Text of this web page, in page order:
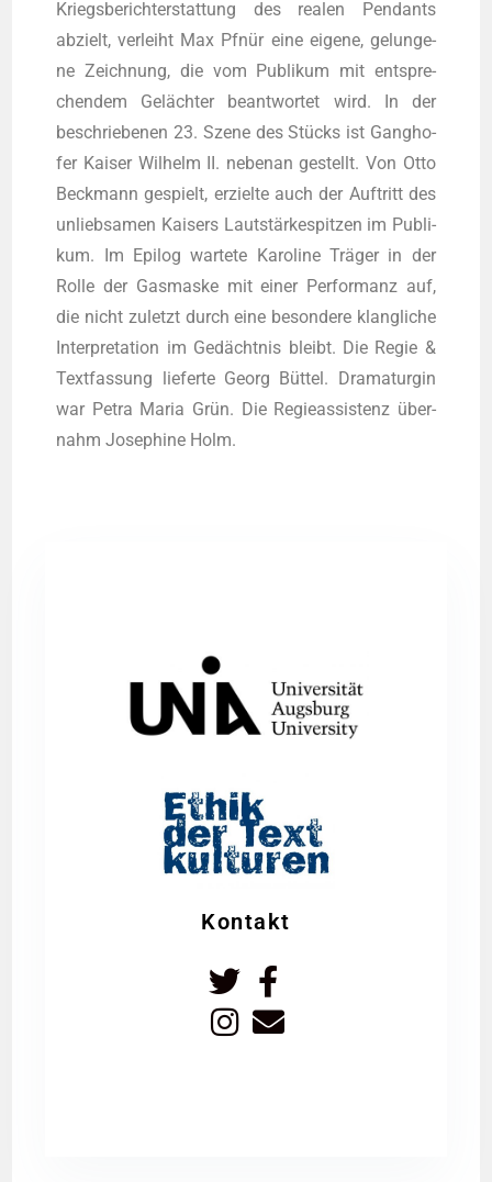
Kriegs­be­richt­erstat­tung des rea­len Pen­dants
abzielt, ver­leiht Max Pfnür eine eige­ne, gelun­ge­
ne Zeich­nung, die vom Publi­kum mit ent­spre­
chen­dem Geläch­ter beant­wor­tet wird. In der
beschrie­be­nen 23. Sze­ne des Stücks ist Gang­ho­
fer Kai­ser Wil­helm II. neben­an gestellt. Von Otto
Beck­mann gespielt, erziel­te auch der Auf­tritt des
unlieb­sa­men Kai­sers Laut­stär­ke­spit­zen im Publi­
kum. Im Epi­log war­te­te Karo­li­ne Trä­ger in der
Rol­le der Gas­mas­ke mit einer Per­for­manz auf,
die nicht zuletzt durch eine beson­de­re klang­li­che
Inter­pre­ta­ti­on im Gedächt­nis bleibt. Die Regie &
Text­fas­sung lie­fer­te Georg Büt­tel. Dra­ma­tur­gin
war Petra Maria Grün. Die Regie­as­sis­tenz über­
nahm Jose­phi­ne Holm.
Kontakt